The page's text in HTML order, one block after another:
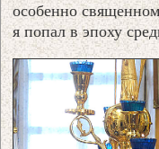
особенно
я попал в эпоху